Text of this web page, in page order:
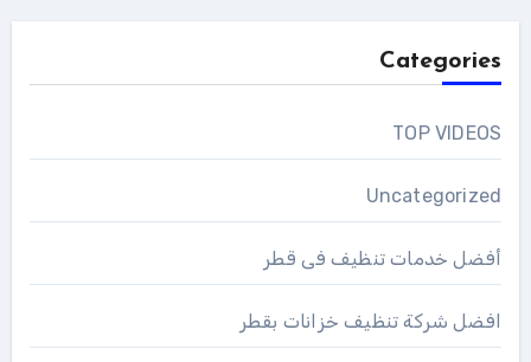
Categories
TOP VIDEOS
Uncategorized
أفضل خدمات تنظيف فى قطر
افضل شركة تنظيف خزانات بقطر